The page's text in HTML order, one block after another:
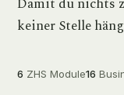
keiner Stelle
6 ZHS Module16